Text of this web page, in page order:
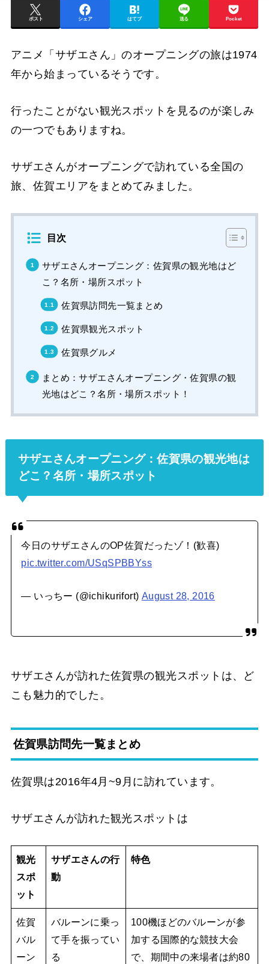
ポスト シェア はてブ 送る Pocket
アニメ「サザエさん」のオープニングの旅は1974
年から始まっているそうです。
行ったことがない観光スポットを見るのが楽しみ
の一つでもありますね。
サザエさんがオープニングで訪れている全国の
旅、佐賀エリアをまとめてみました。
目次
サザエさんオープニング：佐賀県の観光地はど
こ？名所・場所スポット
佐賀県訪問先一覧まとめ
佐賀県観光スポット
佐賀県グルメ
まとめ：サザエさんオープニング・佐賀県の観
光地はどこ？名所・場所スポット！
サザエさんオープニング：佐賀県の観光地は
どこ？名所・場所スポット
今日のサザエさんのOP佐賀だったゾ！(歓喜)
pic.twitter.com/USqSPBBYss
— いっちー (@ichikurifort) August 28, 2016
サザエさんが訪れた佐賀県の観光スポットは、ど
こも魅力的でした。
佐賀県訪問先一覧まとめ
佐賀県は2016年4月~9月に訪れています。
サザエさんが訪れた観光スポットは
観光
スポ
ット
サザエさんの行
動
特色
佐賀
バル
ーン
バルーンに乗っ
て手を振ってい
る
100機ほどのバルーンが参
加する国際的な競技大会
で、期間中の来場者は約80